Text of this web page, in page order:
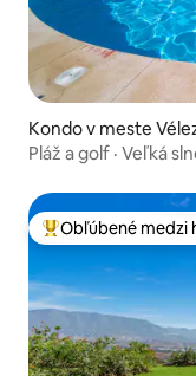
Kondo v meste
Pláž a golf · Veľká
Najobľúbenejšie
Obľúbené medzi